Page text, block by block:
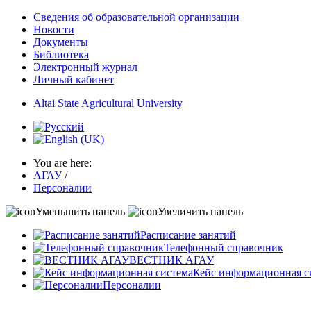
Сведения об образовательной организации
Новости
Документы
Библиотека
Электронный журнал
Личный кабинет
Altai State Agricultural University
You are here:
АГАУ /
Персоналии
Уменьшить панель
Увеличить панель
Расписание занятий
Телефонный справочник
ВЕСТНИК АГАУ
Кейс информационная
Персоналии